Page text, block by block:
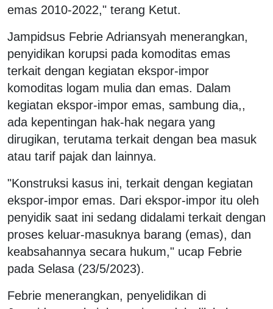
emas 2010-2022," terang Ketut.
Jampidsus Febrie Adriansyah menerangkan,
penyidikan korupsi pada komoditas emas
terkait dengan kegiatan ekspor-impor
komoditas logam mulia dan emas. Dalam
kegiatan ekspor-impor emas, sambung dia,,
ada kepentingan hak-hak negara yang
dirugikan, terutama terkait dengan bea masuk
atau tarif pajak dan lainnya.
"Konstruksi kasus ini, terkait dengan kegiatan
ekspor-impor emas. Dari ekspor-impor itu oleh
penyidik saat ini sedang didalami terkait dengan
proses keluar-masuknya barang (emas), dan
keabsahannya secara hukum," ucap Febrie
pada Selasa (23/5/2023).
Febrie menerangkan, penyelidikan di